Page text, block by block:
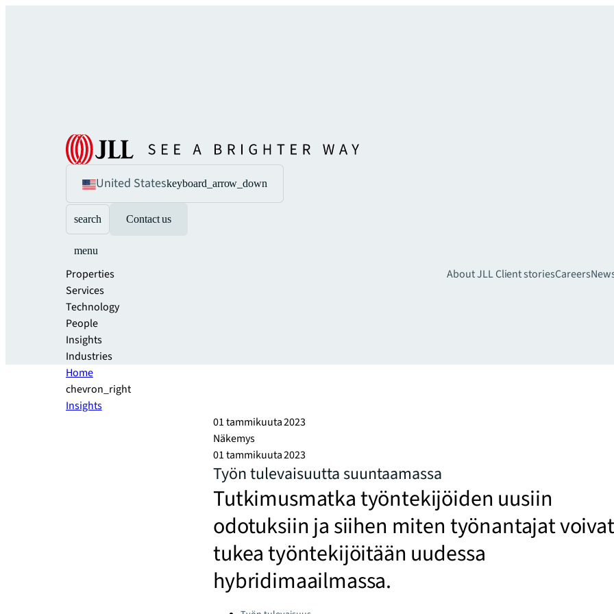
United Stateskeyboard_arrow_down
search Contact us
menu
Properties
Services
Technology
People
Insights
Industries
About JLLClient storiesCareers
Home
chevron_right
Insights
01 tammikuuta 2023
Näkemys
01 tammikuuta 2023
Työn tulevaisuutta suuntaamassa
Tutkimusmatka työntekijöiden uusiin
odotuksiin ja siihen miten työnantajat voivat
tukea työntekijöitään uudessa
hybridimaailmassa.
Categories: